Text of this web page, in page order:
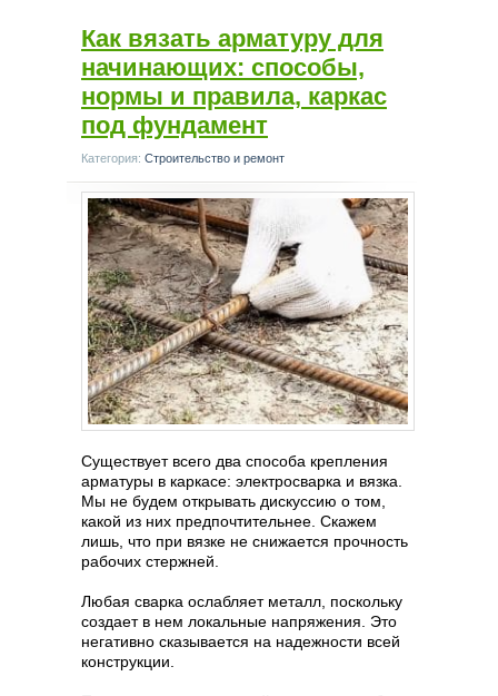
Как вязать арматуру для
начинающих: способы,
нормы и правила, каркас
под фундамент
Категория: Строительство и ремонт
Существует всего два способа крепления
арматуры в каркасе: электросварка и вязка.
Мы не будем открывать дискуссию о том,
какой из них предпочтительнее. Скажем
лишь, что при вязке не снижается прочность
рабочих стержней.
Любая сварка ослабляет металл, поскольку
создает в нем локальные напряжения. Это
негативно сказывается на надежности всей
конструкции.